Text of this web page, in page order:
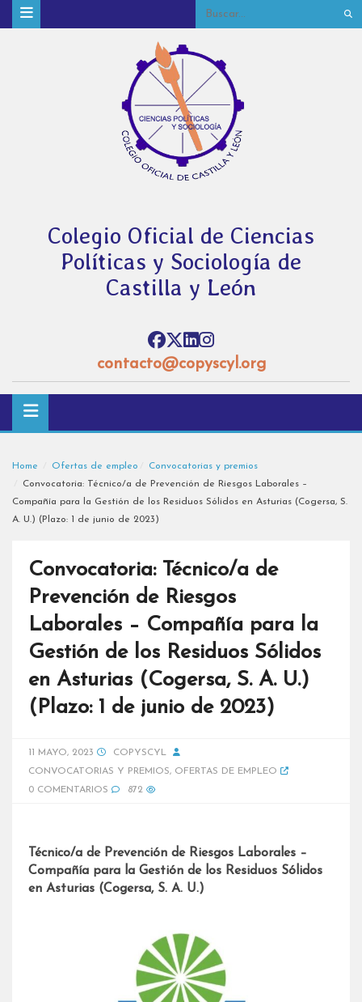
Colegio Oficial de Ciencias
Políticas y Sociología de
Castilla y León
contacto@copyscyl.org
Home Ofertas de empleo
Convocatorias y premios
Convocatoria: Técnico/a de Prevención de Riesgos Laborales –
Compañía para la Gestión de los Residuos Sólidos en Asturias (Cogersa, S.
A. U.) (Plazo: 1 de junio de 2023)
Convocatoria: Técnico/a de
Prevención de Riesgos
Laborales – Compañía para la
Gestión de los Residuos Sólidos
en Asturias (Cogersa, S. A. U.)
(Plazo: 1 de junio de 2023)
11 MAYO, 2023
COPYSCYL
CONVOCATORIAS Y PREMIOS, OFERTAS DE EMPLEO
0 COMENTARIOS
872
Técnico/a de Prevención de Riesgos Laborales –
Compañía para la Gestión de los Residuos Sólidos
en Asturias (Cogersa, S. A. U.)